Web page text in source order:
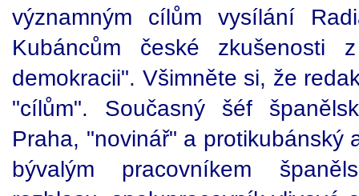
významným cílům vysílání
Kubáncům české
demokracii". Všimněte si, že
"cílům". Současný šéf
Praha, "novinář" a protikubánský
bývalým pracovníkem